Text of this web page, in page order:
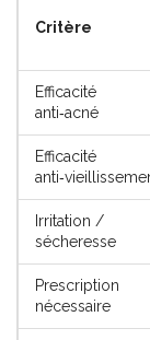
Critère
Efficacité
anti‑acné
Efficacité
Irritation /
sécheresse
Prescription
nécessaire